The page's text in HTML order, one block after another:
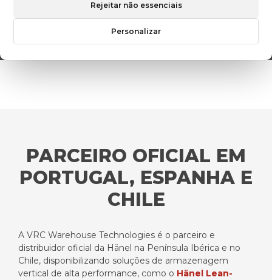
Rejeitar não essenciais
Personalizar
HÄNEL
PARCEIRO OFICIAL EM
PORTUGAL, ESPANHA E
CHILE
A VRC Warehouse Technologies é o parceiro e
distribuidor oficial da Hänel na Península Ibérica e no
Chile, disponibilizando soluções de armazenagem
vertical de alta performance, como o Hänel Lean-